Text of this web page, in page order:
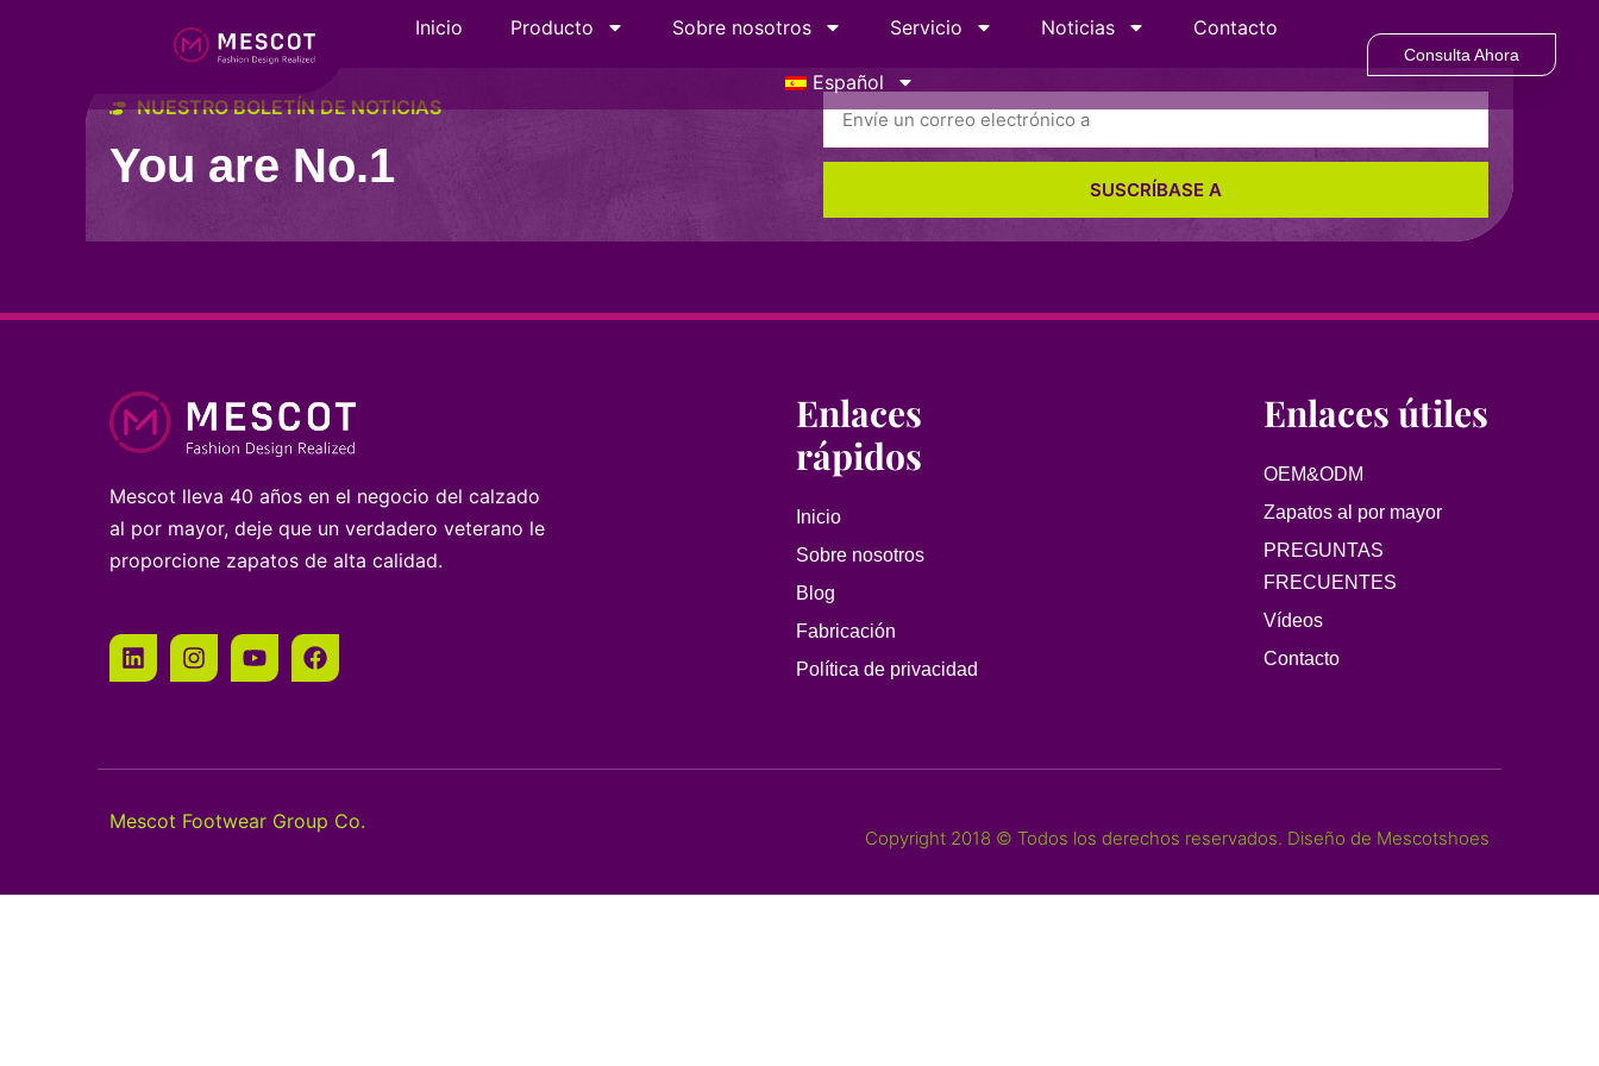
Inicio Producto Sobre nosotros Servicio Noticias Contacto
Español
Consulta Ahora
NUESTRO BOLETÍN DE NOTICIAS
You are No.1 SUSCRÍBASE A
Mescot lleva 40 años en el negocio del calzado
al por mayor, deje que un verdadero veterano le
proporcione zapatos de alta calidad.
Enlaces
rápidos
Inicio
Sobre nosotros
Blog
Fabricación
Política de privacidad
Enlaces útiles
OEM&ODM
Zapatos al por mayor
PREGUNTAS
FRECUENTES
Vídeos
Contacto
Mescot Footwear Group Co.
Copyright 2018 © Todos los derechos reservados. Diseño de Mescotshoes